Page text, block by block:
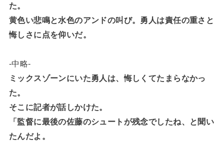
た。
黄色い悲鳴と水色のアンドの叫び。勇人は責任の重さと
悔しさに点を仰いだ。
-中略-
ミックスゾーンにいた勇人は、悔しくてたまらなかっ
た。
そこに記者が話しかけた。
「監督に最後の佐藤のシュートが残念でしたね、と聞い
たんだよ。